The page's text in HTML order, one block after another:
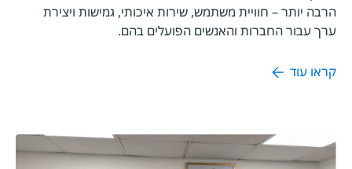
הרבה יותר – חוויית משתמש, שירות איכותי, גמישות ויצירת
ערך עבור החברות והאנשים הפועלים בהם.
קראו עוד